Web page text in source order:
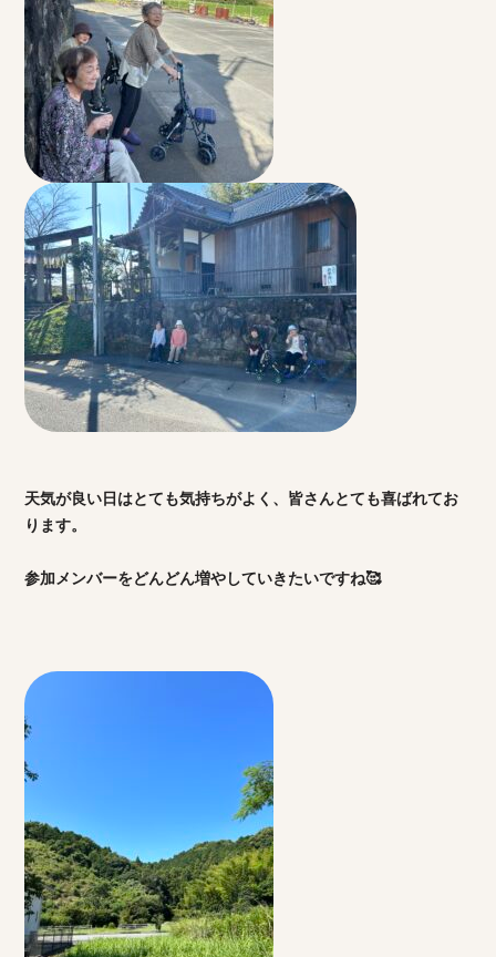
天気が良い日はとても気持ちがよく、皆さんとても喜ばれてお
ります。
参加メンバーをどんどん増やしていきたいですね🥰